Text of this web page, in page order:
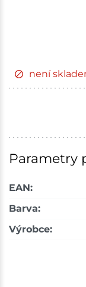
není
Parametry
EAN:
Barva:
Výrobce: